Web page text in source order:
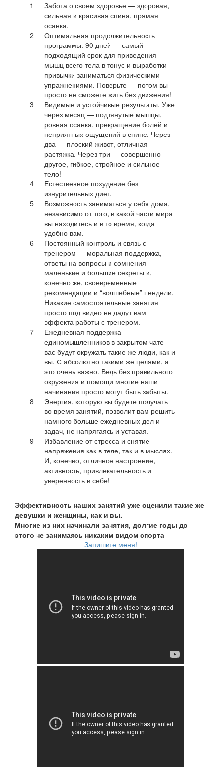
1
Забота о своем здоровье — здоровая,
сильная и красивая спина, прямая
осанка.
2
Оптимальная продолжительность
программы. 90 дней — самый
подходящий срок для приведения
мышц всего тела в тонус и выработки
привычки заниматься физическими
упражнениями. Поверьте — потом вы
просто не сможете жить без движения!
3
Видимые и устойчивые результаты. Уже
через месяц — подтянутые мышцы,
ровная осанка, прекращение болей и
неприятных ощущений в спине. Через
два — плоский живот, отличная
растяжка. Через три — совершенно
другое, гибкое, стройное и сильное
тело!
4
Естественное похудение без
изнурительных диет.
5
Возможность заниматься у себя дома,
независимо от того, в какой части мира
вы находитесь и в то время, когда
удобно вам.
6
Постоянный контроль и связь с
тренером — моральная поддержка,
ответы на вопросы и сомнения,
маленькие и большие секреты и,
конечно же, своевременные
рекомендации и “волшебные” пендели.
Никакие самостоятельные занятия
просто под видео не дадут вам
эффекта работы с тренером.
7
Ежедневная поддержка
единомышленников в закрытом чате —
вас будут окружать такие же люди, как и
вы. С абсолютно такими же целями, а
это очень важно. Ведь без правильного
окружения и помощи многие наши
начинания просто могут быть забыты.
8
Энергия, которую вы будете получать
во время занятий, позволит вам решить
намного больше ежедневных дел и
задач, не напрягаясь и уставая.
9
Избавление от стресса и снятие
напряжения как в теле, так и в мыслях.
И, конечно, отличное настроение,
активность, привлекательность и
уверенность в себе!
Эффективность наших занятий уже оценили такие же
девушки и женщины, как и вы.
Многие из них начинали занятия, долгие годы до
этого не занимаясь никаким видом спорта
Запишите меня!